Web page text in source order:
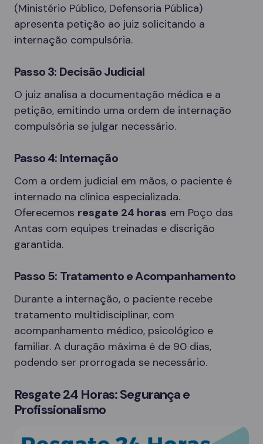
(Ministério Público, Defensoria Pública)
apresenta petição ao juiz solicitando a
internação compulsória.
Passo 3: Decisão Judicial
O juiz analisa a documentação médica e a
petição, emitindo uma ordem de internação
compulsória se julgar necessário.
Passo 4: Internação
Com a ordem judicial em mãos, o paciente é
internado na clínica especializada.
Oferecemos resgate 24 horas em Poço das
Antas com equipes treinadas e discrição
garantida.
Passo 5: Tratamento e Acompanhamento
Durante a internação, o paciente recebe
tratamento multidisciplinar, com
acompanhamento médico, psicológico e
familiar. A duração máxima é de 90 dias,
podendo ser prorrogada se necessário.
Resgate 24 Horas: Segurança e
Profissionalismo